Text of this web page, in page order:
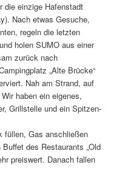
die einzige Hafenstadt
Nach etwas Gesuche,
regeln die letzten
holen SUMO aus einer
zurück nach
„Alte Brücke“
Nah am Strand, auf
haben ein eigenes,
Grillstelle und ein Spitzen-
füllen, Gas anschließen
des Restaurants „Old
preiswert. Danach fallen